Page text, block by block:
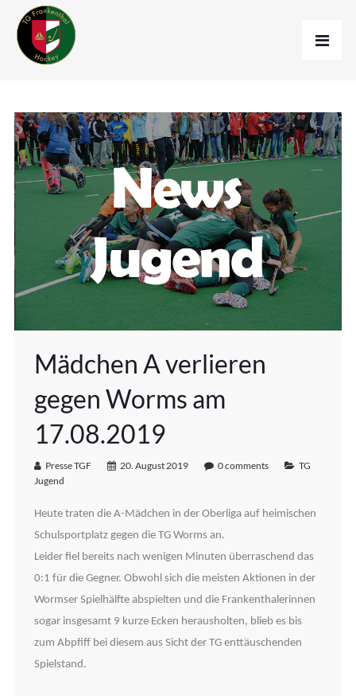
Mädchen A verlieren
gegen Worms am
17.08.2019
Presse TGF 20. August 2019 0 comments
TG
Jugend
Heute traten die A-Mädchen in der Oberliga auf heimischen
Schulsportplatz gegen die TG Worms an.
Leider fiel bereits nach wenigen Minuten überraschend das
0:1 für die Gegner. Obwohl sich die meisten Aktionen in der
Wormser Spielhälfte abspielten und die Frankenthalerinnen
sogar insgesamt 9 kurze Ecken herausholten, blieb es bis
zum Abpfiff bei diesem aus Sicht der TG enttäuschenden
Spielstand.